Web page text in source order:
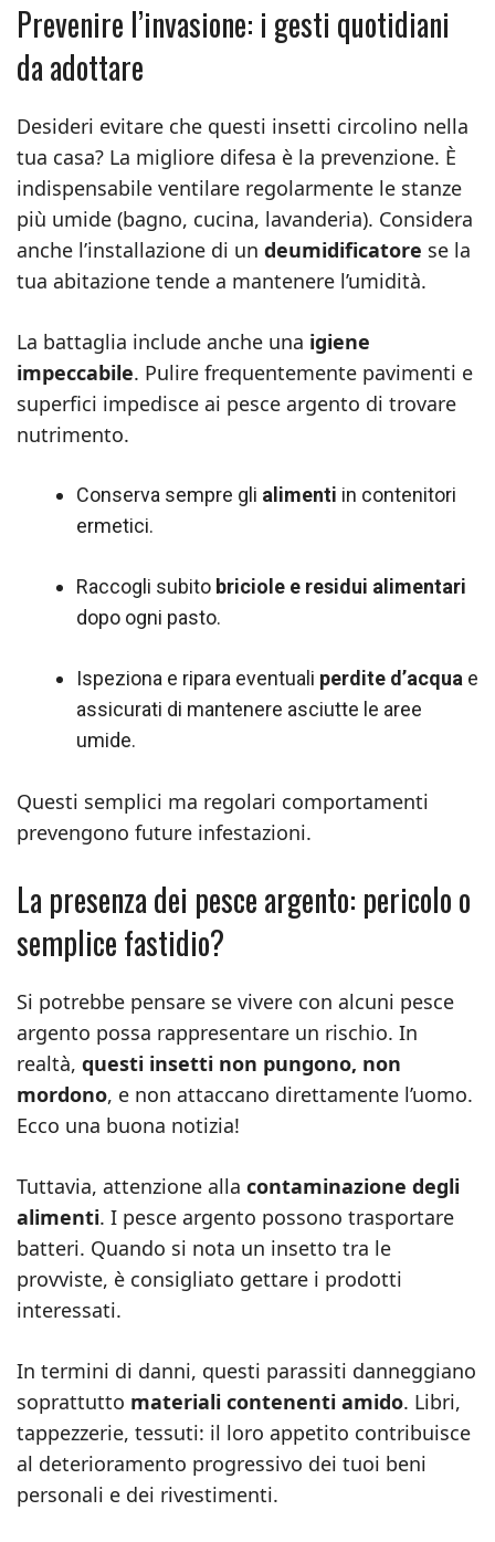
Prevenire l’invasione: i gesti quotidiani
da adottare
Desideri evitare che questi insetti circolino nella
tua casa? La migliore difesa è la prevenzione. È
indispensabile ventilare regolarmente le stanze
più umide (bagno, cucina, lavanderia). Considera
anche l’installazione di un deumidificatore se la
tua abitazione tende a mantenere l’umidità.
La battaglia include anche una igiene
impeccabile. Pulire frequentemente pavimenti e
superfici impedisce ai pesce argento di trovare
nutrimento.
Conserva sempre gli alimenti in contenitori
ermetici.
Raccogli subito briciole e residui alimentari
dopo ogni pasto.
Ispeziona e ripara eventuali perdite d’acqua e
assicurati di mantenere asciutte le aree
umide.
Questi semplici ma regolari comportamenti
prevengono future infestazioni.
La presenza dei pesce argento: pericolo o
semplice fastidio?
Si potrebbe pensare se vivere con alcuni pesce
argento possa rappresentare un rischio. In
realtà, questi insetti non pungono, non
mordono, e non attaccano direttamente l’uomo.
Ecco una buona notizia!
Tuttavia, attenzione alla contaminazione degli
alimenti. I pesce argento possono trasportare
batteri. Quando si nota un insetto tra le
provviste, è consigliato gettare i prodotti
interessati.
In termini di danni, questi parassiti danneggiano
soprattutto materiali contenenti amido. Libri,
tappezzerie, tessuti: il loro appetito contribuisce
al deterioramento progressivo dei tuoi beni
personali e dei rivestimenti.